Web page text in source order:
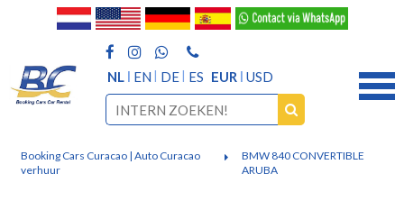
NL EN DE ES EUR USD
Booking Cars Curacao | Auto Curacao
verhuur
BMW 840 CONVERTIBLE
ARUBA